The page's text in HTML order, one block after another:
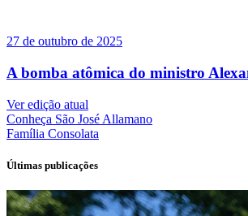
27 de outubro de 2025
A bomba atômica do ministro
Ver edição atual
Conheça São José Allamano
Família Consolata
Últimas publicações